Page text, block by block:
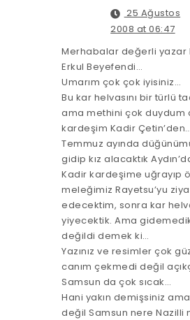
25 Ağustos
2008 at 06:47
Merhabalar değerli yazar
Erkul Beyefendi…
Umarım çok çok iyisiniz…
Bu kar helvasını bir türlü
ama methini çok duydum
kardeşim Kadir Çetin’den…
Temmuz ayında
gidip kız alacaktık
Kadir kardeşime uğrayıp
meleğimiz Rayetsu’yu
edecektim, sonra kar
yiyecektik. Ama
değildi demek ki…
Yazınız ve resimler çok
canım çekmedi değil
Samsun da çok sıcak…
Hani yakın demişsiniz
değil Samsun nere Nazilli